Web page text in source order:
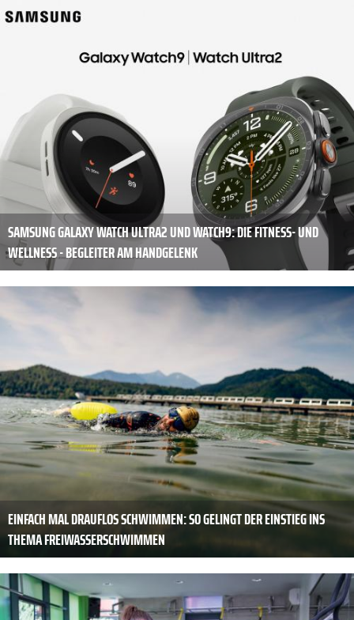
SAMSUNG GALAXY WATCH ULTRA2 UND WATCH9: DIE FITNESS- UND
WELLNESS - BEGLEITER AM HANDGELENK
EINFACH MAL DRAUFLOS SCHWIMMEN: SO GELINGT DER EINSTIEG INS
THEMA FREIWASSERSCHWIMMEN